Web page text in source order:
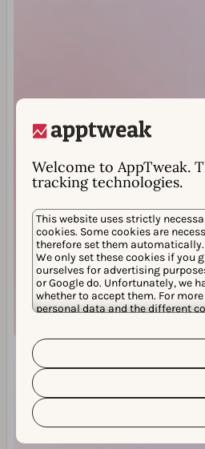
Welcome to AppTweak.
tracking technologies.
This website uses strictly
cookies. Some cookies are
therefore set them
We only set these cookies if you
ourselves for advertising
or Google do. Unfortunately, we
whether to accept them. For
personal data and the different